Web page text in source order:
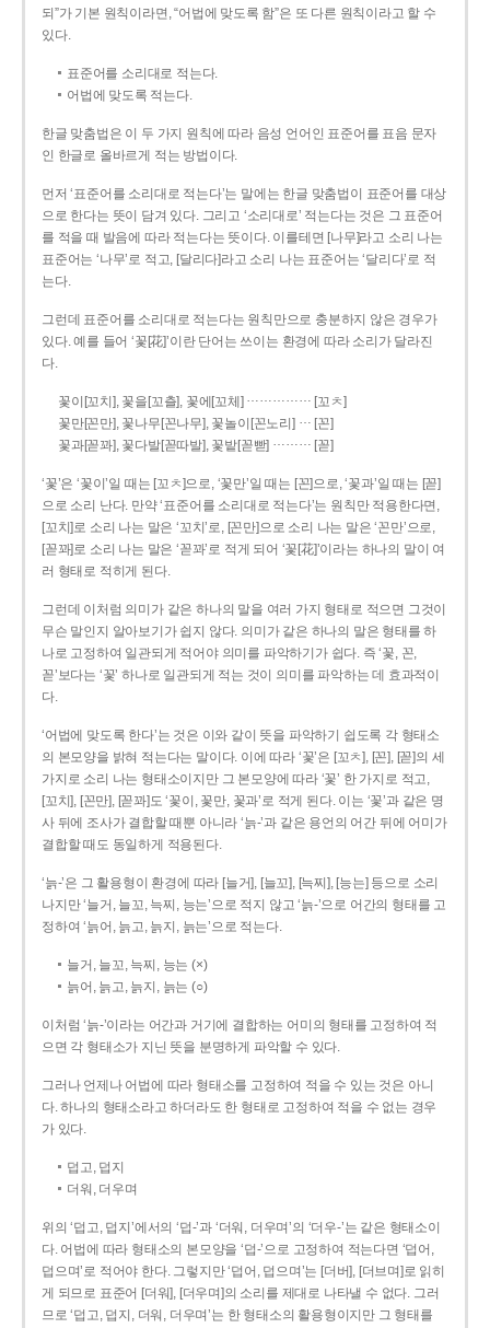
되”가 기본 원칙이라면, “어법에 맞도록 함”은 또 다른 원칙이라고 할 수
있다.
표준어를 소리대로 적는다.
어법에 맞도록 적는다.
한글 맞춤법은 이 두 가지 원칙에 따라 음성 언어인 표준어를 표음 문자
인 한글로 올바르게 적는 방법이다.
먼저 ‘표준어를 소리대로 적는다’는 말에는 한글 맞춤법이 표준어를 대상
으로 한다는 뜻이 담겨 있다. 그리고 ‘소리대로’ 적는다는 것은 그 표준어
를 적을 때 발음에 따라 적는다는 뜻이다. 이를테면 [나무]라고 소리 나는
표준어는 ‘나무’로 적고, [달리다]라고 소리 나는 표준어는 ‘달리다’로 적
는다.
그런데 표준어를 소리대로 적는다는 원칙만으로 충분하지 않은 경우가
있다. 예를 들어 ‘꽃[花]’이란 단어는 쓰이는 환경에 따라 소리가 달라진
다.
꽃이[꼬치], 꽃을[꼬츨], 꽃에[꼬체] …………… [꼬ㅊ]
꽃만[꼰만], 꽃나무[꼰나무], 꽃놀이[꼰노리] … [꼰]
꽃과[꼳꽈], 꽃다발[꼳따발], 꽃밭[꼳빧] ……… [꼳]
‘꽃’은 ‘꽃이’일 때는 [꼬ㅊ]으로, ‘꽃만’일 때는 [꼰]으로, ‘꽃과’일 때는 [꼳]
으로 소리 난다. 만약 ‘표준어를 소리대로 적는다’는 원칙만 적용한다면,
[꼬치]로 소리 나는 말은 ‘꼬치’로, [꼰만]으로 소리 나는 말은 ‘꼰만’으로,
[꼳꽈]로 소리 나는 말은 ‘꼳꽈’로 적게 되어 ‘꽃[花]’이라는 하나의 말이 여
러 형태로 적히게 된다.
그런데 이처럼 의미가 같은 하나의 말을 여러 가지 형태로 적으면 그것이
무슨 말인지 알아보기가 쉽지 않다. 의미가 같은 하나의 말은 형태를 하
나로 고정하여 일관되게 적어야 의미를 파악하기가 쉽다. 즉 ‘꽃, 꼰,
꼳’보다는 ‘꽃’ 하나로 일관되게 적는 것이 의미를 파악하는 데 효과적이
다.
‘어법에 맞도록 한다’는 것은 이와 같이 뜻을 파악하기 쉽도록 각 형태소
의 본모양을 밝혀 적는다는 말이다. 이에 따라 ‘꽃’은 [꼬ㅊ], [꼰], [꼳]의 세
가지로 소리 나는 형태소이지만 그 본모양에 따라 ‘꽃’ 한 가지로 적고,
[꼬치], [꼰만], [꼳꽈]도 ‘꽃이, 꽃만, 꽃과’로 적게 된다. 이는 ‘꽃’과 같은 명
사 뒤에 조사가 결합할 때뿐 아니라 ‘늙-’과 같은 용언의 어간 뒤에 어미가
결합할 때도 동일하게 적용된다.
‘늙-’은 그 활용형이 환경에 따라 [늘거], [늘꼬], [늑찌], [능는] 등으로 소리
나지만 ‘늘거, 늘꼬, 늑찌, 능는’으로 적지 않고 ‘늙-’으로 어간의 형태를 고
정하여 ‘늙어, 늙고, 늙지, 늙는’으로 적는다.
늘거, 늘꼬, 늑찌, 능는 (×)
늙어, 늙고, 늙지, 늙는 (○)
이처럼 ‘늙-­’이라는 어간과 거기에 결합하는 어미의 형태를 고정하여 적
으면 각 형태소가 지닌 뜻을 분명하게 파악할 수 있다.
그러나 언제나 어법에 따라 형태소를 고정하여 적을 수 있는 것은 아니
다. 하나의 형태소라고 하더라도 한 형태로 고정하여 적을 수 없는 경우
가 있다.
덥고, 덥지
더워, 더우며
위의 ‘덥고, 덥지’에서의 ‘덥-­’과 ‘더워, 더우며’의 ‘더우-­’는 같은 형태소이
다. 어법에 따라 형태소의 본모양을 ‘덥-­’으로 고정하여 적는다면 ‘덥어,
덥으며’로 적어야 한다. 그렇지만 ‘덥어, 덥으며’는 [더버], [더브며]로 읽히
게 되므로 표준어 [더워], [더우며]의 소리를 제대로 나타낼 수 없다. 그러
므로 ‘덥고, 덥지, 더워, 더우며’는 한 형태소의 활용형이지만 그 형태를